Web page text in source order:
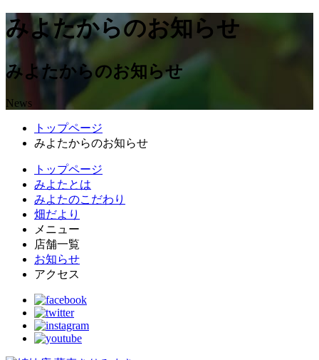
みよたからのお知らせ
みよたからのお知らせ
News
トップページ
みよたからのお知らせ
トップページ
みよたとは
みよたのこだわり
畑だより
メニュー
店舗一覧
お知らせ
アクセス